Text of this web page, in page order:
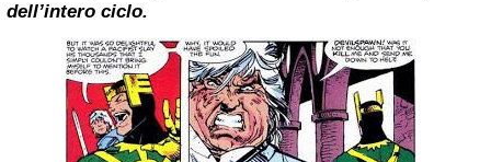
dell’intero ciclo.